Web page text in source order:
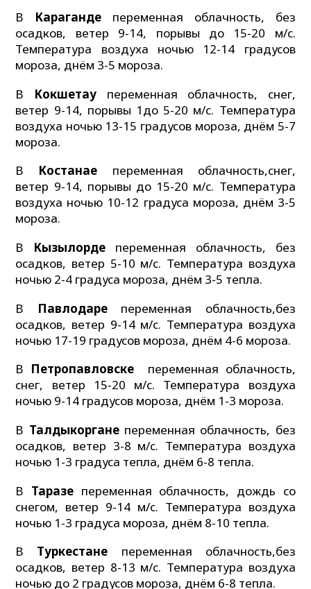
В Караганде переменная облачность, без
осадков, ветер 9-14, порывы до 15-20 м/с.
Температура воздуха ночью 12-14 градусов
мороза, днём 3-5 мороза.
В Кокшетаупеременная облачность, снег,
ветер 9-14, порывы 1до 5-20 м/с. Температура
воздуха ночью 13-15 градусов мороза, днём 5-7
мороза.
В Костанае переменная облачность,снег,
ветер 9-14, порывы до 15-20 м/с. Температура
воздуха ночью 10-12 градуса мороза, днём 3-5
мороза.
В Кызылорде переменная облачность, без
осадков, ветер 5-10 м/с. Температура воздуха
ночью 2-4 градуса мороза, днём 3-5 тепла.
В Павлодарепеременная облачность,без
осадков, ветер 9-14 м/с. Температура воздуха
ночью 17-19 градусов мороза, днём 4-6 мороза.
В Петропавловске переменная облачность,
снег, ветер 15-20 м/с. Температура воздуха
ночью 9-14 градусов мороза, днём 1-3 мороза.
В Талдыкорганепеременная облачность, без
осадков, ветер 3-8 м/с. Температура воздуха
ночью 1-3 градуса тепла, днём 6-8 тепла.
В Таразе переменная облачность, дождь со
снегом, ветер 9-14 м/с. Температура воздуха
ночью 1-3 градуса мороза, днём 8-10 тепла.
В Туркестане переменная облачность,без
осадков, ветер 8-13 м/с. Температура воздуха
ночью до 2 градусов мороза, днём 6-8 тепла.